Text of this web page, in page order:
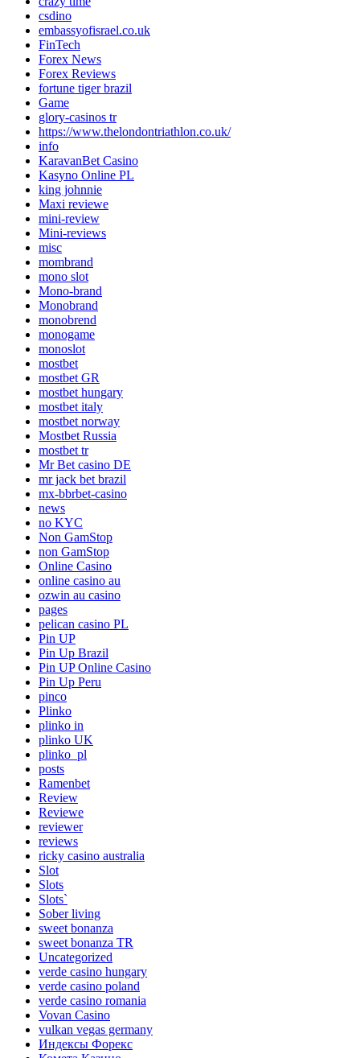
csdino
embassyofisrael.co.uk
FinTech
Forex News
Forex Reviews
fortune tiger brazil
Game
glory-casinos tr
https://www.thelondontriathlon.co.uk/
info
KaravanBet Casino
Kasyno Online PL
king johnnie
Maxi reviewe
mini-review
Mini-reviews
misc
mombrand
mono slot
Mono-brand
Monobrand
monobrend
monogame
monoslot
mostbet
mostbet GR
mostbet hungary
mostbet italy
mostbet norway
Mostbet Russia
mostbet tr
Mr Bet casino DE
mr jack bet brazil
mx-bbrbet-casino
news
no KYC
Non GamStop
non GamStop
Online Casino
online casino au
ozwin au casino
pages
pelican casino PL
Pin UP
Pin Up Brazil
Pin UP Online Casino
Pin Up Peru
pinco
Plinko
plinko in
plinko UK
plinko_pl
posts
Ramenbet
Review
Reviewe
reviewer
reviews
ricky casino australia
Slot
Slots
Slots`
Sober living
sweet bonanza
sweet bonanza TR
Uncategorized
verde casino hungary
verde casino poland
verde casino romania
Vovan Casino
vulkan vegas germany
Индексы Форекс